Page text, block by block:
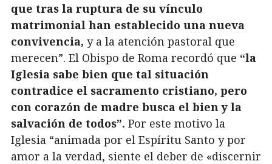
que tras la ruptura de su vínculo
matrimonial han establecido una nueva
convivencia, y a la atención pastoral que
merecen”. El Obispo de Roma recordó que “la
Iglesia sabe bien que tal situación
contradice el sacramento cristiano, pero
con corazón de madre busca el bien y la
salvación de todos”. Por este motivo la
Iglesia “animada por el Espíritu Santo y por
amor a la verdad, siente el deber de «discernir